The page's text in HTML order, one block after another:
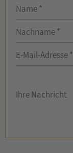
Name *
Nachname *
E-Mail-Adresse *
Ihre Nachricht